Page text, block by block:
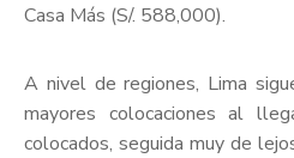
Casa Más (S/. 588,000).
A nivel de regiones, Lima
mayores colocaciones al
colocados, seguida muy de